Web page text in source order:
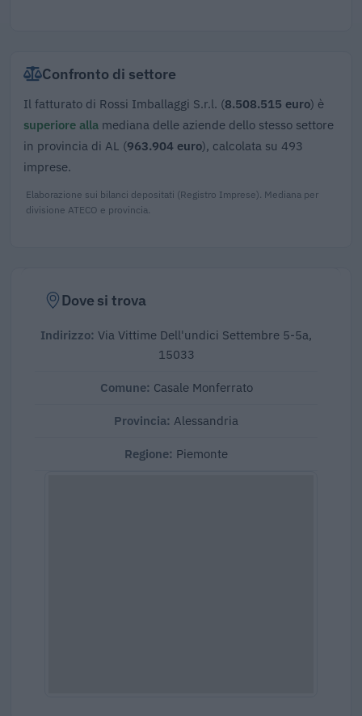
Confronto di settore
Il fatturato di Rossi Imballaggi S.r.l. (8.508.515 euro) è
superiore alla mediana delle aziende dello stesso settore
in provincia di AL (963.904 euro), calcolata su 493
imprese.
Elaborazione sui bilanci depositati (Registro Imprese). Mediana per
divisione ATECO e provincia.
Dove si trova
Indirizzo: Via Vittime Dell'undici Settembre 5-5a,
15033
Comune: Casale Monferrato
Provincia: Alessandria
Regione: Piemonte